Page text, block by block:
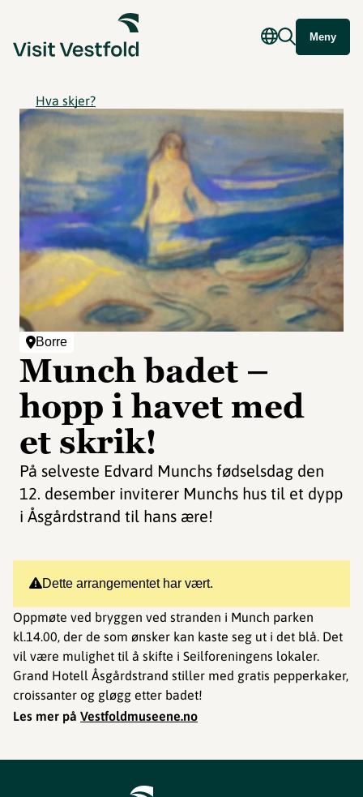
Meny
Hva skjer?
Borre
Munch badet –
hopp i havet med
et skrik!
På selveste Edvard Munchs fødselsdag den
12. desember inviterer Munchs hus til et dypp
i Åsgårdstrand til hans ære!
Dette arrangementet har vært.
Oppmøte ved bryggen ved stranden i Munch parken
kl.14.00, der de som ønsker kan kaste seg ut i det blå. Det
vil være mulighet til å skifte i Seilforeningens lokaler.
Grand Hotell Åsgårdstrand stiller med gratis pepperkaker,
croissanter og gløgg etter badet!
Les mer på Vestfoldmuseene.no